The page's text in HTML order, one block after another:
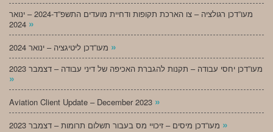
מעו”דכן רגולציה – צו הארכת תקופות ודחיית מועדים התשפ”ד-2024 – ינואר
»
»
מעו”דכן יחסי עבודה – תקנות להגברת האכיפה של דיני עבודה – דצמבר 2023
»
Aviation Client Update – December 2023 »
»